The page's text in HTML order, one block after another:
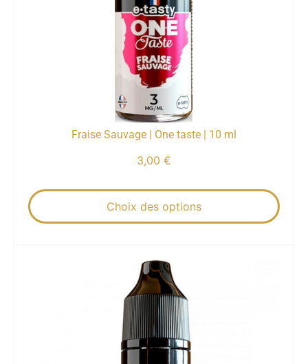
Fraise Sauvage | One taste | 10 ml
3,00 €
Choix des options